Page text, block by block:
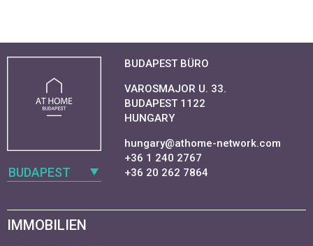
BUDAPEST
BUDAPEST BÜRO
VAROSMAJOR U. 33.
BUDAPEST 1122
HUNGARY
hungary@athome-network.com
+36 1 240 2767
+36 20 262 7864
IMMOBILIEN